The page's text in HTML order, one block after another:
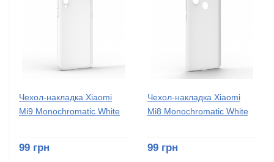
Чехол-накладка Xiaomi
Mi9 Monochromatic White
99 грн
Чехол-накладка Xiaomi
Mi8 Monochromatic White
99 грн